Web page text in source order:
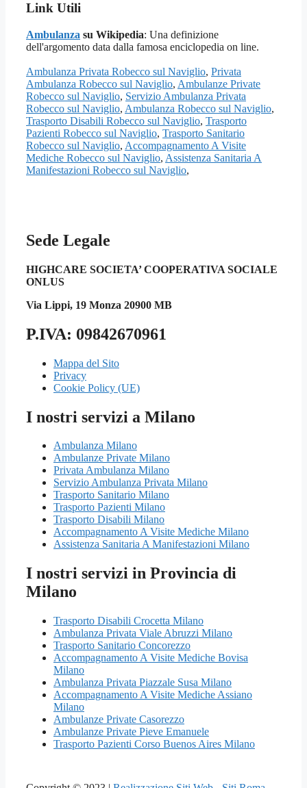
Link Utili
Ambulanza su Wikipedia: Una definizione
dell'argomento data dalla famosa enciclopedia on line.
Ambulanza Privata Robecco sul Naviglio, Privata
Ambulanza Robecco sul Naviglio, Ambulanze Private
Robecco sul Naviglio, Servizio Ambulanza Privata
Robecco sul Naviglio, Ambulanza Robecco sul Naviglio,
Trasporto Disabili Robecco sul Naviglio, Trasporto
Pazienti Robecco sul Naviglio, Trasporto Sanitario
Robecco sul Naviglio, Accompagnamento A Visite
Mediche Robecco sul Naviglio, Assistenza Sanitaria A
Manifestazioni Robecco sul Naviglio,
Sede Legale
HIGHCARE SOCIETA’ COOPERATIVA SOCIALE
ONLUS
Via Lippi, 19 Monza 20900 MB
P.IVA: 09842670961
Mappa del Sito
Privacy
Cookie Policy (UE)
I nostri servizi a Milano
Ambulanza Milano
Ambulanze Private Milano
Privata Ambulanza Milano
Servizio Ambulanza Privata Milano
Trasporto Sanitario Milano
Trasporto Pazienti Milano
Trasporto Disabili Milano
Accompagnamento A Visite Mediche Milano
Assistenza Sanitaria A Manifestazioni Milano
I nostri servizi in Provincia di
Milano
Trasporto Disabili Crocetta Milano
Ambulanza Privata Viale Abruzzi Milano
Trasporto Sanitario Concorezzo
Accompagnamento A Visite Mediche Bovisa
Milano
Ambulanza Privata Piazzale Susa Milano
Accompagnamento A Visite Mediche Assiano
Milano
Ambulanze Private Casorezzo
Ambulanze Private Pieve Emanuele
Trasporto Pazienti Corso Buenos Aires Milano